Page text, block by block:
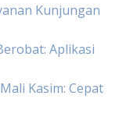
Kunjungan
Aplikasi
Kasim: Cepat